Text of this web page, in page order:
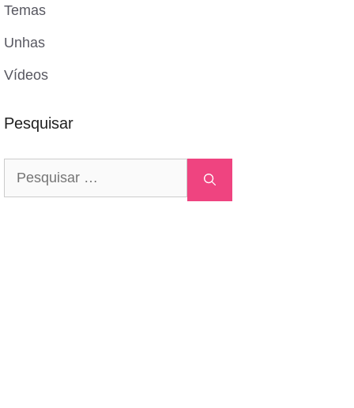
Temas
Unhas
Vídeos
Pesquisar
Pesquisar
por: